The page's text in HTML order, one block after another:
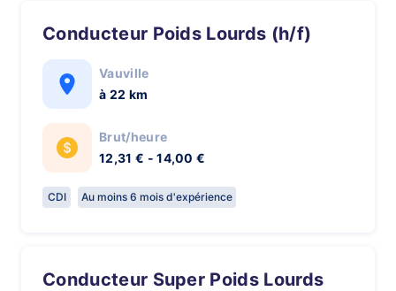
Conducteur Poids Lourds (h/f)
Vauville
à 22 km
Brut/heure
12,31 € - 14,00 €
CDI Au moins 6 mois d'expérience
Conducteur Super Poids Lourds